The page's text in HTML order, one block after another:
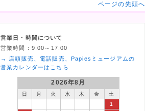
ページの先頭へ
営業日・時間について
営業時間：9:00～17:00
→ 店頭販売、電話販売、Papiesミュージアムの
営業カレンダーはこちら
2026年8月
日 月 火 水 木 金
土
1